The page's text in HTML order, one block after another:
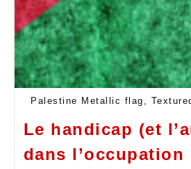
Palestine Metallic flag,
Le handicap (et
dans l’occupation